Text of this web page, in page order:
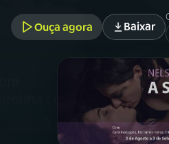
A RÁDIO
PROGRAMAS
Ouça agora Baixar